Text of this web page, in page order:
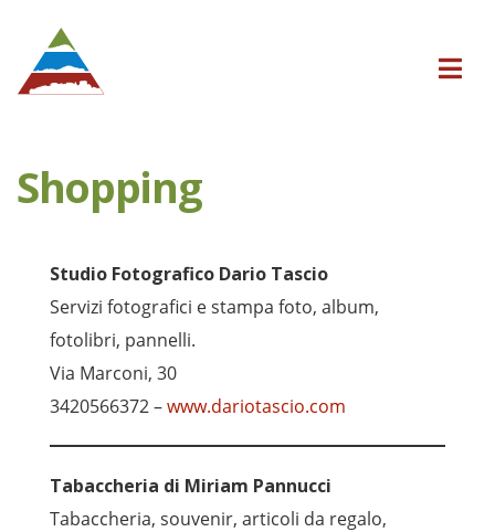
Shopping
Studio Fotografico Dario Tascio
Servizi fotografici e stampa foto, album,
fotolibri, pannelli.
Via Marconi, 30
3420566372 –www.dariotascio.com
Tabaccheria di Miriam Pannucci
Tabaccheria, souvenir, articoli da regalo,